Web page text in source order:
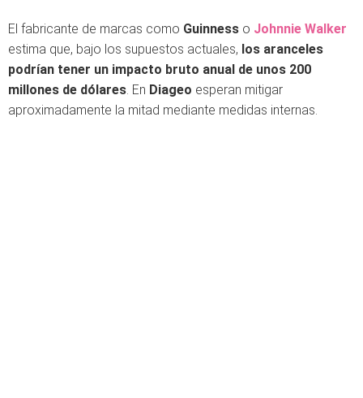
El fabricante de marcas como Guinness o Johnnie Walker
estima que, bajo los supuestos actuales, los aranceles
podrían tener un impacto bruto anual de unos 200
millones de dólares. En Diageo esperan mitigar
aproximadamente la mitad mediante medidas internas.